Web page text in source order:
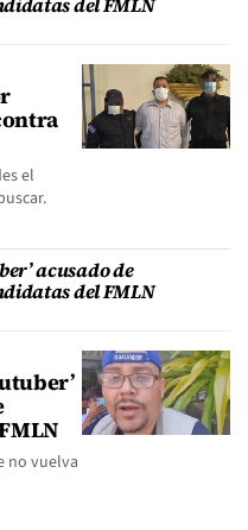
el
acusado de
del FMLN
no vuelva